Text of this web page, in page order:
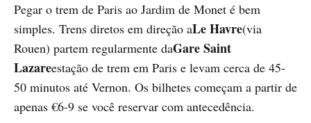
Pegar o trem de Paris ao Jardim de Monet é bem
simples. Trens diretos em direção aLe Havre(via
Rouen) partem regularmente daGare Saint
Lazareestação de trem em Paris e levam cerca de 45-
50 minutos até Vernon. Os bilhetes começam a partir de
apenas €6-9 se você reservar com antecedência.